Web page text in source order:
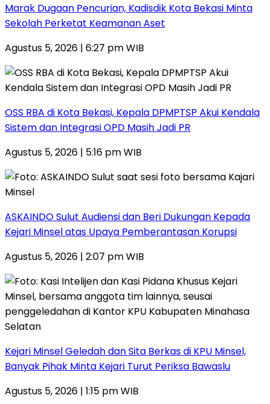
‎Marak Dugaan Pencurian, Kadisdik Kota Bekasi Minta
Sekolah Perketat Keamanan Aset
Agustus 5, 2026 | 6:27 pm WIB
‎OSS RBA di Kota Bekasi, Kepala DPMPTSP Akui Kendala
Sistem dan Integrasi OPD Masih Jadi PR
Agustus 5, 2026 | 5:16 pm WIB
ASKAINDO Sulut Audiensi dan Beri Dukungan Kepada
Kejari Minsel atas Upaya Pemberantasan Korupsi
Agustus 5, 2026 | 2:07 pm WIB
Kejari Minsel Geledah dan Sita Berkas di KPU Minsel,
Banyak Pihak Minta Kejari Turut Periksa Bawaslu
Agustus 5, 2026 | 1:15 pm WIB